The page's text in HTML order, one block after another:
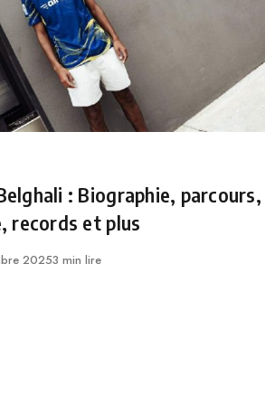
: Biographie, parcours,
records et plus
20253 min lire